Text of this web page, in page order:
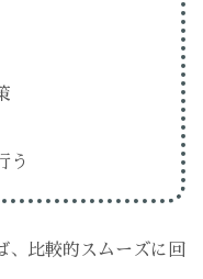
う
、比較的スムーズに回